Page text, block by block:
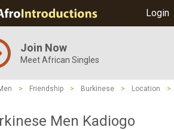
Login
Join Now
Meet African Singles
> Friendship > Burkinese > Location
>
Men Kadiogo